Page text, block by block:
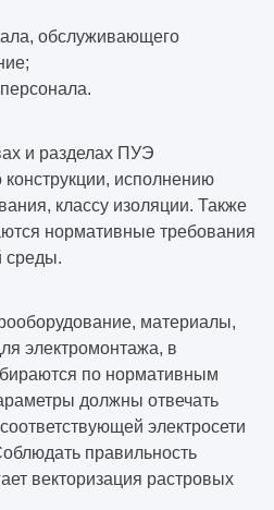
обслуживающего
и разделах ПУЭ
исполнению
классу изоляции. Также
нормативные требования
среды.
материалы,
электромонтажа, в
по нормативным
должны отвечать
электросети
правильность
векторизация растровых